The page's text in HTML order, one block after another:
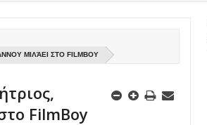
ΜΙΛΆΕΙ ΣΤΟ FILMBOY
FilmBoy